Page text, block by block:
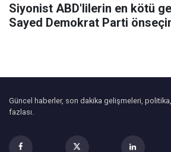
Siyonist ABD'lilerin en kötü
Sayed Demokrat Parti
Güncel haberler, son dakika gelişmeleri,
fazlası.